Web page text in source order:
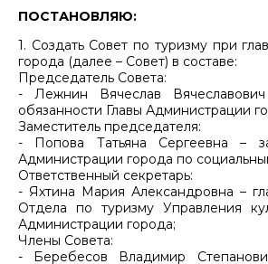
ПОСТАНОВЛЯЮ:
1. Создать Совет по туризму при
города (далее – Совет) в составе:
Председатель Совета:
- Лежнин Вячеслав
обязанности Главы Администрации
Заместитель председателя:
- Попова Татьяна Сергеевна –
Администрации города по
Ответственный секретарь:
- Яхтина Мария Александровна –
Отдела по туризму Управления
Администрации города;
Члены Совета:
- Беребесов Владимир